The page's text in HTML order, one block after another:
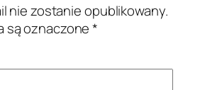
nie zostanie opublikowany.
są oznaczone*